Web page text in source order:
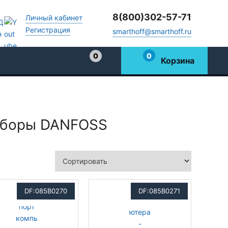
Личный кабинет
Регистрация
8(800)302-57-71
smarthoff@smarthoff.ru
0
0 Корзина
DANFOSS
DF:085B0270 DF:085B0271